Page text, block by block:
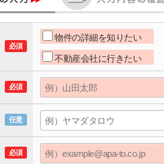
必須
物件の詳細を知りたい
不動産会社に行きたい
必須
任意
必須